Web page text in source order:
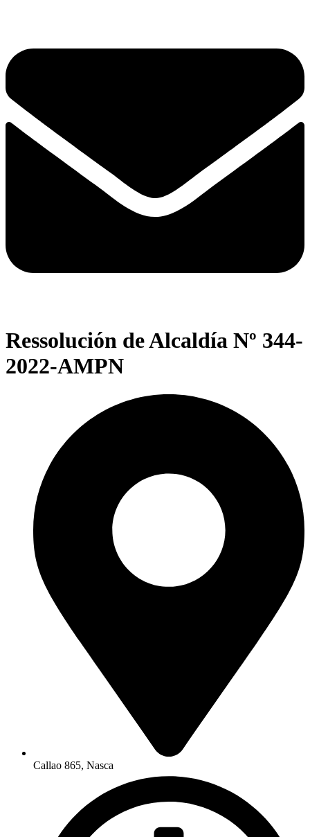
Ressolución de Alcaldía Nº 344-
2022-AMPN
Callao 865, Nasca